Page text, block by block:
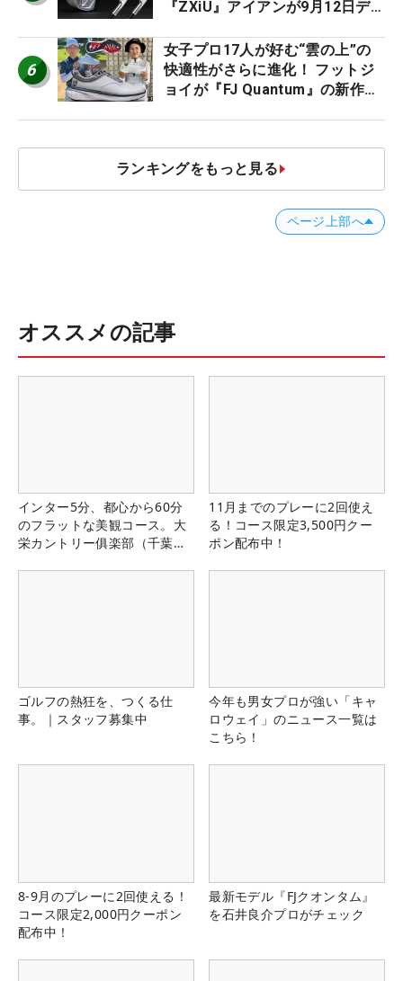
『ZXiU』アイアンが9月12日デ
6
女子プロ17人が好む“雲の上”の
快適性がさらに進化！ フットジ
ョイが『FJ Quantum』の新作を
ランキングをもっと見る
ページ上部へ
オススメの記事
インター5分、都心から60分
のフラットな美観コース。大
栄カントリー俱楽部（千葉
11月までのプレーに2回使え
る！コース限定3,500円クー
ポン配布中！
ゴルフの熱狂を、つくる仕
事。｜スタッフ募集中
今年も男女プロが強い「キャ
ロウェイ」のニュース一覧は
こちら！
8-9月のプレーに2回使える！
コース限定2,000円クーポン
配布中！
最新モデル『FJクオンタム』
を石井良介プロがチェック